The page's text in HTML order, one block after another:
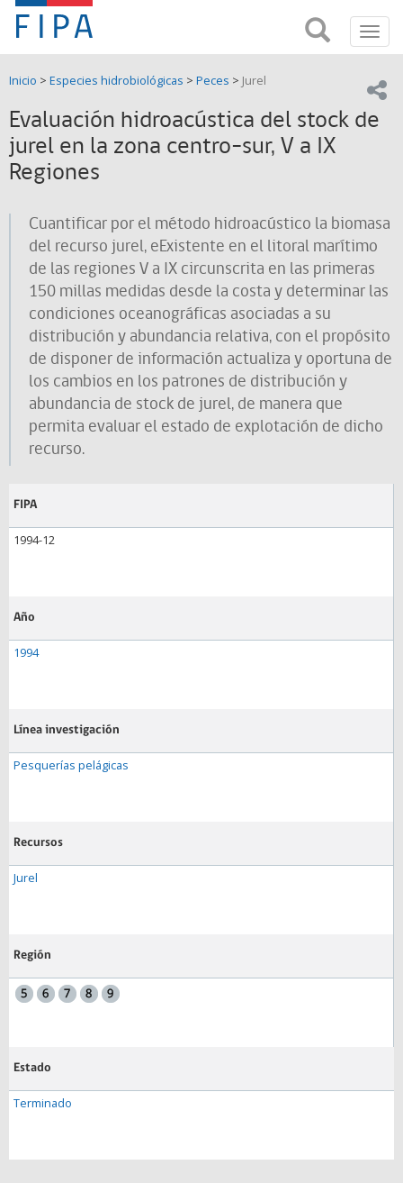
Fondo
de
Investigación
Pesquera
y
Acuicultura
(FIPA)-
SUBPESCA
FIPA;
Fondo
Investigación
y
de
Acuicultira
Inicio > Especies hidrobiológicas > Peces > Jurel
Evaluación hidroacústica del stock de
jurel en la zona centro-sur, V a IX
Regiones
Cuantificar por el método hidroacústico la biomasa
del recurso jurel, eExistente en el litoral marítimo
de las regiones V a IX circunscrita en las primeras
150 millas medidas desde la costa y determinar las
condiciones oceanográficas asociadas a su
distribución y abundancia relativa, con el propósito
de disponer de información actualiza y oportuna de
los cambios en los patrones de distribución y
abundancia de stock de jurel, de manera que
permita evaluar el estado de explotación de dicho
recurso.
FIPA
1994-12
Año
1994
Línea investigación
Pesquerías pelágicas
Recursos
Jurel
Región
Estado
Terminado